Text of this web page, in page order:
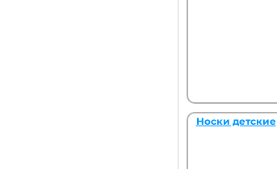
Носки детские